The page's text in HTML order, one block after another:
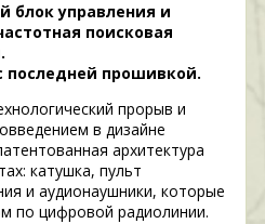
блок управления и
поисковая
последней прошивкой.
прорыв и
в дизайне
архитектура
катушка, пульт
и аудионаушники, которые
по цифровой радиолинии.